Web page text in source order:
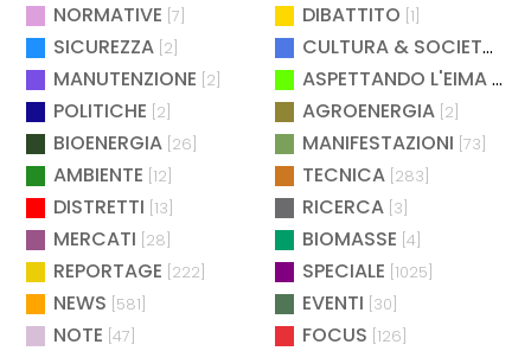
NORMATIVE [7] DIBATTITO [1]
SICUREZZA [2] CULTURA & SOCIETÀ
MANUTENZIONE [2] ASPETTANDO L'EIMA [4]
POLITICHE [2] AGROENERGIA [2]
BIOENERGIA [26] MANIFESTAZIONI [73]
AMBIENTE [12] TECNICA [283]
DISTRETTI [13] RICERCA [3]
MERCATI [28] BIOMASSE [4]
REPORTAGE [222] SPECIALE [1025]
NEWS [581] EVENTI [30]
NOTE [47] FOCUS [126]